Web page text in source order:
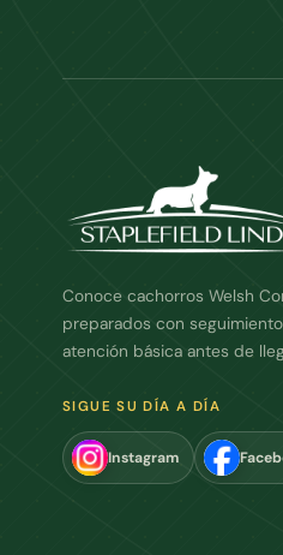
Conoce cachorros Welsh
preparados con
atención básica antes de
SIGUE SU DÍA A DÍA
Instagram